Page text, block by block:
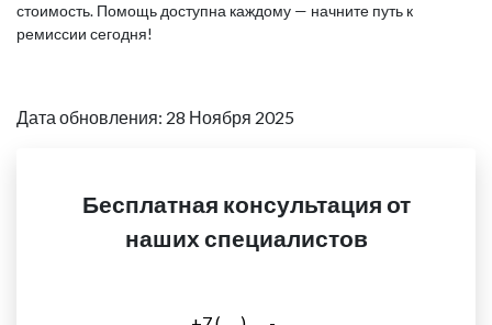
стоимость. Помощь доступна каждому — начните путь к
ремиссии сегодня!
Дата обновления: 28 Ноября 2025
Бесплатная консультация от
наших специалистов